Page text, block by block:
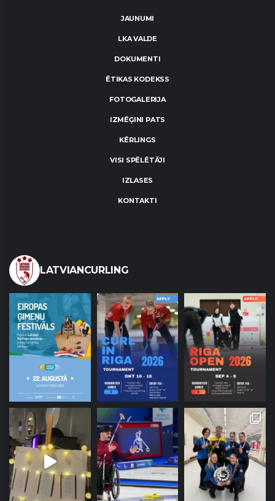
JAUNUMI
LKA VALDE
DOKUMENTI
ĒTIKAS KODEKSS
FOTOGALERIJA
IZMĒĢINI PATS
KĒRLINGS
VISI SPĒLĒTĀJI
IZLASES
KONTAKTI
LATVIANCURLING